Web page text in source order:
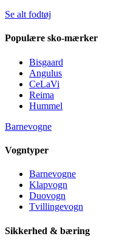
Se alt fodtøj
Populære sko-mærker
Bisgaard
Angulus
CeLaVi
Reima
Hummel
Barnevogne
Vogntyper
Barnevogne
Klapvogn
Duovogn
Tvillingevogn
Sikkerhed & bæring